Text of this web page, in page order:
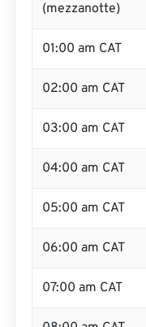
(mezzanotte)
01:00 am CAT
02:00 am CAT
03:00 am CAT
04:00 am CAT
05:00 am CAT
06:00 am CAT
07:00 am CAT